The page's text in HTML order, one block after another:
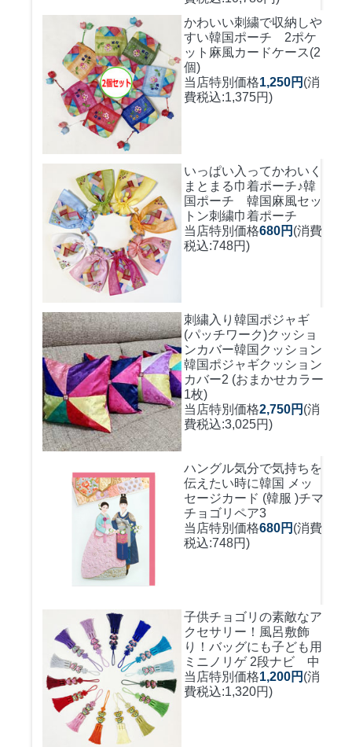
かわいい刺繍で収納しや
すい韓国ポーチ 2ポケ
ット麻風カードケース(2
個)
当店特別価格1,250円 (消
費税込:1,375円)
いっぱい入ってかわいく
まとまる巾着ポーチ♪韓
国ポーチ 韓国麻風セッ
トン刺繍巾着ポーチ
当店特別価格680円 (消費
税込:748円)
刺繍入り韓国ポジャギ
(パッチワーク)クッショ
ンカバー韓国クッション
韓国ポジャギクッション
カバー2 (おまかせカラー
1枚)
当店特別価格2,750円 (消
費税込:3,025円)
ハングル気分で気持ちを
伝えたい時に韓国 メッ
セージカード (韓服 )チマ
チョゴリペア3
当店特別価格680円 (消費
税込:748円)
子供チョゴリの素敵なア
クセサリー！風呂敷飾
り！バッグにも子ども用
ミニノリゲ 2段ナビ 中
当店特別価格1,200円 (消
費税込:1,320円)